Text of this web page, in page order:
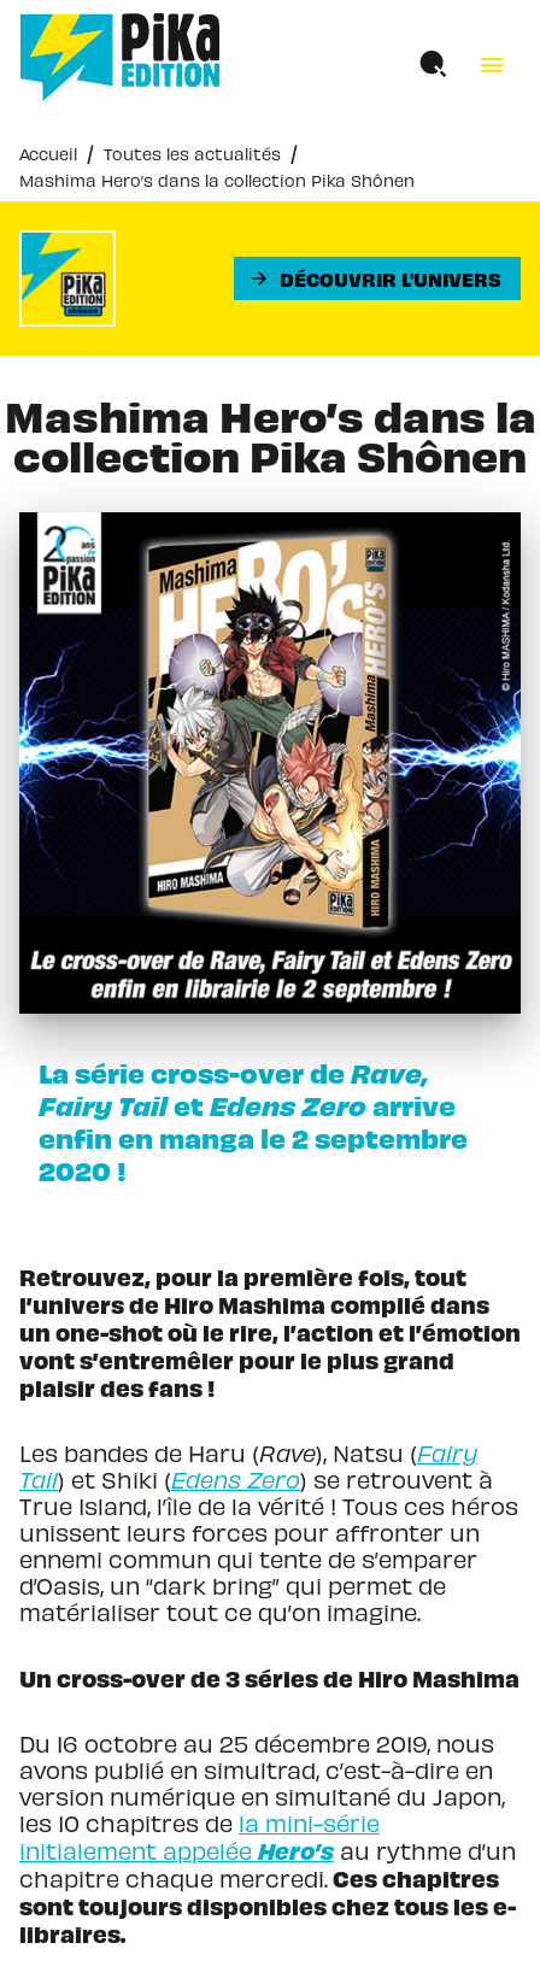
MENU RECHERCHE
PIED DE PAGE
menu
Accueil / Toutes les actualités /
Mashima Hero’s dans la collection Pika Shônen
arrow_forward DÉCOUVRIR L'UNIVERS
Mashima Hero’s dans la
collection Pika Shônen
La série cross-over deRave,
Fairy TailetEdens Zeroarrive
enfin en manga le 2 septembre
2020 !
Retrouvez, pour la première fois, tout
l’univers de Hiro Mashima compilé dans
un one-shot où le rire, l’action et l’émotion
vont s’entremêler pour le plus grand
plaisir des fans !
Les bandes de Haru (Rave), Natsu (Fairy
Tail) et Shiki (Edens Zero) se retrouvent à
True Island, l’île de la vérité ! Tous ces héros
unissent leurs forces pour affronter un
ennemi commun qui tente de s’emparer
d’Oasis, un “dark bring” qui permet de
matérialiser tout ce qu’on imagine.
Un cross-over de 3 séries de Hiro Mashima
Du 16 octobre au 25 décembre 2019, nous
avons publié en simultrad, c’est-à-dire en
version numérique en simultané du Japon,
les 10 chapitres de la mini-série
initialement appelée Hero’sau rythme d’un
chapitre chaque mercredi.Ces chapitres
sont toujours disponibles chez tous les e-
libraires.